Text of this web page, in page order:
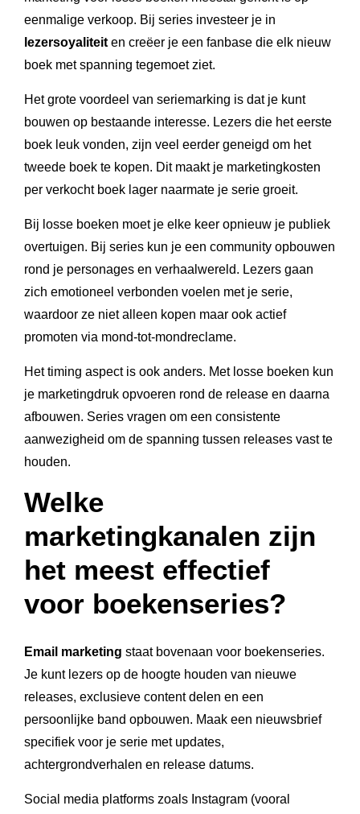
eenmalige verkoop. Bij series investeer je in
lezersoyaliteit en creëer je een fanbase die elk nieuw
boek met spanning tegemoet ziet.
Het grote voordeel van seriemarking is dat je kunt
bouwen op bestaande interesse. Lezers die het eerste
boek leuk vonden, zijn veel eerder geneigd om het
tweede boek te kopen. Dit maakt je marketingkosten
per verkocht boek lager naarmate je serie groeit.
Bij losse boeken moet je elke keer opnieuw je publiek
overtuigen. Bij series kun je een community opbouwen
rond je personages en verhaalwereld. Lezers gaan
zich emotioneel verbonden voelen met je serie,
waardoor ze niet alleen kopen maar ook actief
promoten via mond-tot-mondreclame.
Het timing aspect is ook anders. Met losse boeken kun
je marketingdruk opvoeren rond de release en daarna
afbouwen. Series vragen om een consistente
aanwezigheid om de spanning tussen releases vast te
houden.
Welke
marketingkanalen zijn
het meest effectief
voor boekenseries?
Email marketing staat bovenaan voor boekenseries.
Je kunt lezers op de hoogte houden van nieuwe
releases, exclusieve content delen en een
persoonlijke band opbouwen. Maak een nieuwsbrief
specifiek voor je serie met updates,
achtergrondverhalen en release datums.
Social media platforms zoals Instagram (vooral